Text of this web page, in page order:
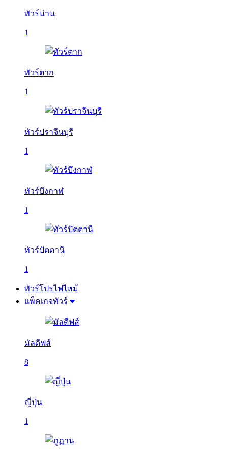
ทัวร์น่าน
1
ทัวร์ตาก
1
ทัวร์ปราจีนบุรี
1
ทัวร์บึงกาฬ
1
ทัวร์ปัตตานี
1
ทัวร์โปรไฟไหม้
แพ็คเกจทัวร์
มัลดีฟส์
8
ญี่ปุ่น
1